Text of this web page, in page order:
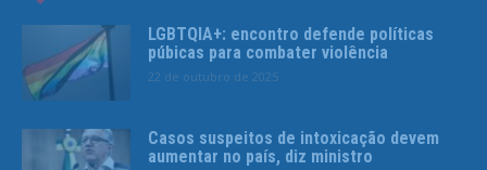
LGBTQIA+: encontro defende políticas
púbicas para combater violência
22 de outubro de 2025
Casos suspeitos de intoxicação devem
aumentar no país, diz ministro